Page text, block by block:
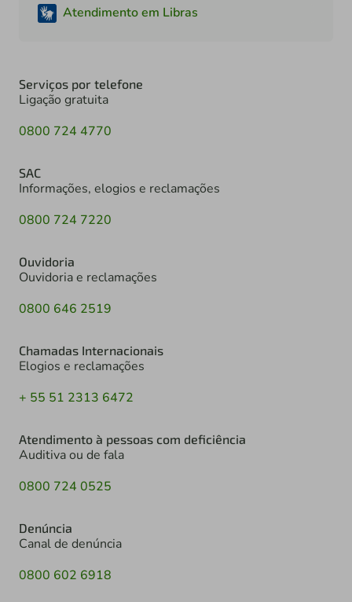
Atendimento em Libras
Serviços por telefone
Ligação gratuita
0800 724 4770
SAC
Informações, elogios e reclamações
0800 724 7220
Ouvidoria
Ouvidoria e reclamações
0800 646 2519
Chamadas Internacionais
Elogios e reclamações
+ 55 51 2313 6472
Atendimento à pessoas com deficiência
Auditiva ou de fala
0800 724 0525
Denúncia
Canal de denúncia
0800 602 6918